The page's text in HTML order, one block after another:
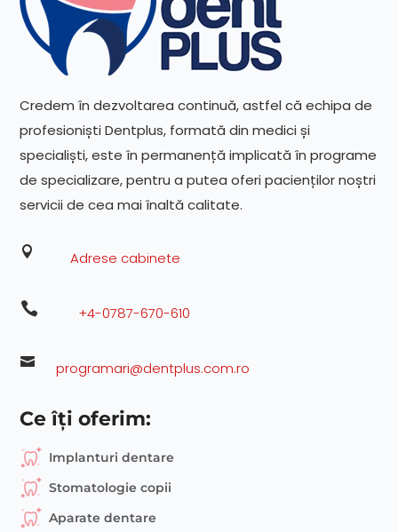
Credem în dezvoltarea continuă, astfel că echipa de
profesioniști Dentplus, formată din medici și
specialiști, este în permanență implicată în programe
de specializare, pentru a putea oferi pacienților noștri
servicii de cea mai înaltă calitate.
 Adrese cabinete
 +4-0787-670-610
 programari@dentplus.com.ro
Ce îți oferim:
Implanturi dentare
Stomatologie copii
Aparate dentare